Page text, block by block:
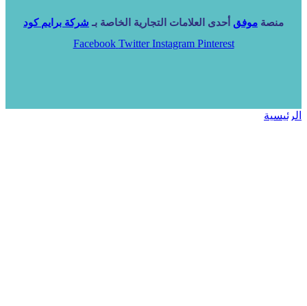
منصة موفق أحدى العلامات التجارية الخاصة بـ شركة برايم كود
Facebook Twitter Instagram Pinterest
الرئيسية